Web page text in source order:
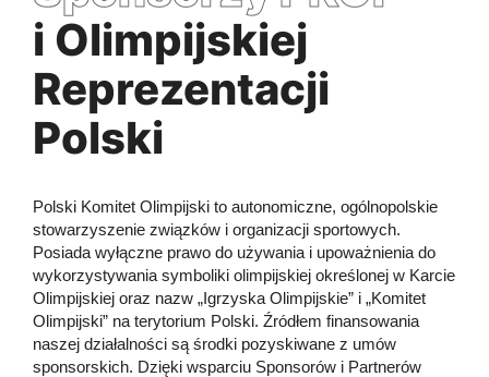
i Olimpijskiej
Reprezentacji
Polski
Polski Komitet Olimpijski to autonomiczne, ogólnopolskie
stowarzyszenie związków i organizacji sportowych.
Posiada wyłączne prawo do używania i upoważnienia do
wykorzystywania symboliki olimpijskiej określonej w Karcie
Olimpijskiej oraz nazw „Igrzyska Olimpijskie” i „Komitet
Olimpijski” na terytorium Polski. Źródłem finansowania
naszej działalności są środki pozyskiwane z umów
sponsorskich. Dzięki wsparciu Sponsorów i Partnerów